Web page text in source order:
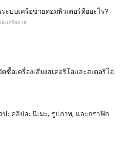
ะบบเครือข่ายคอมพิวเตอร์คืออะไร?
ะเครือข่าย
ซื้อเครื่องเสียงสเตอริโอและสเตอริโอ
ปะคลิปอะนิเมะ, รูปภาพ, และกราฟิก